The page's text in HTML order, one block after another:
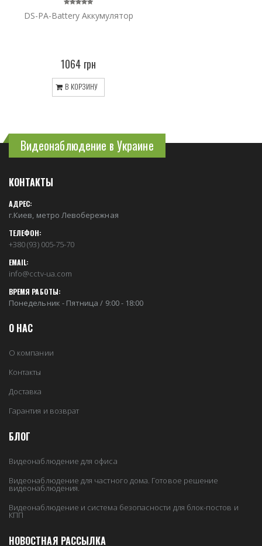
DS-PA-Battery Аккумулятор
1064 грн
В КОРЗИНУ
Видеонаблюдение в Украине
КОНТАКТЫ
АДРЕС:
г.Киев, метро Левобережная
ТЕЛЕФОН:
+380 (93) 005-75-70
EMAIL:
info@cctv-ua.com
ВРЕМЯ РАБОТЫ:
Понедельник - Пятница / 9:00 - 18:00
О НАС
О компании
Контакты
Доставка
Гарантия и возврат
БЛОГ
Видеонаблюдение для офиса
Видеонаблюдение для частного дома. Готовое решение
видеонаблюдения.
Видеонаблюдение и система безопасности для блок-постов и
КПП
НОВОСТНАЯ РАССЫЛКА